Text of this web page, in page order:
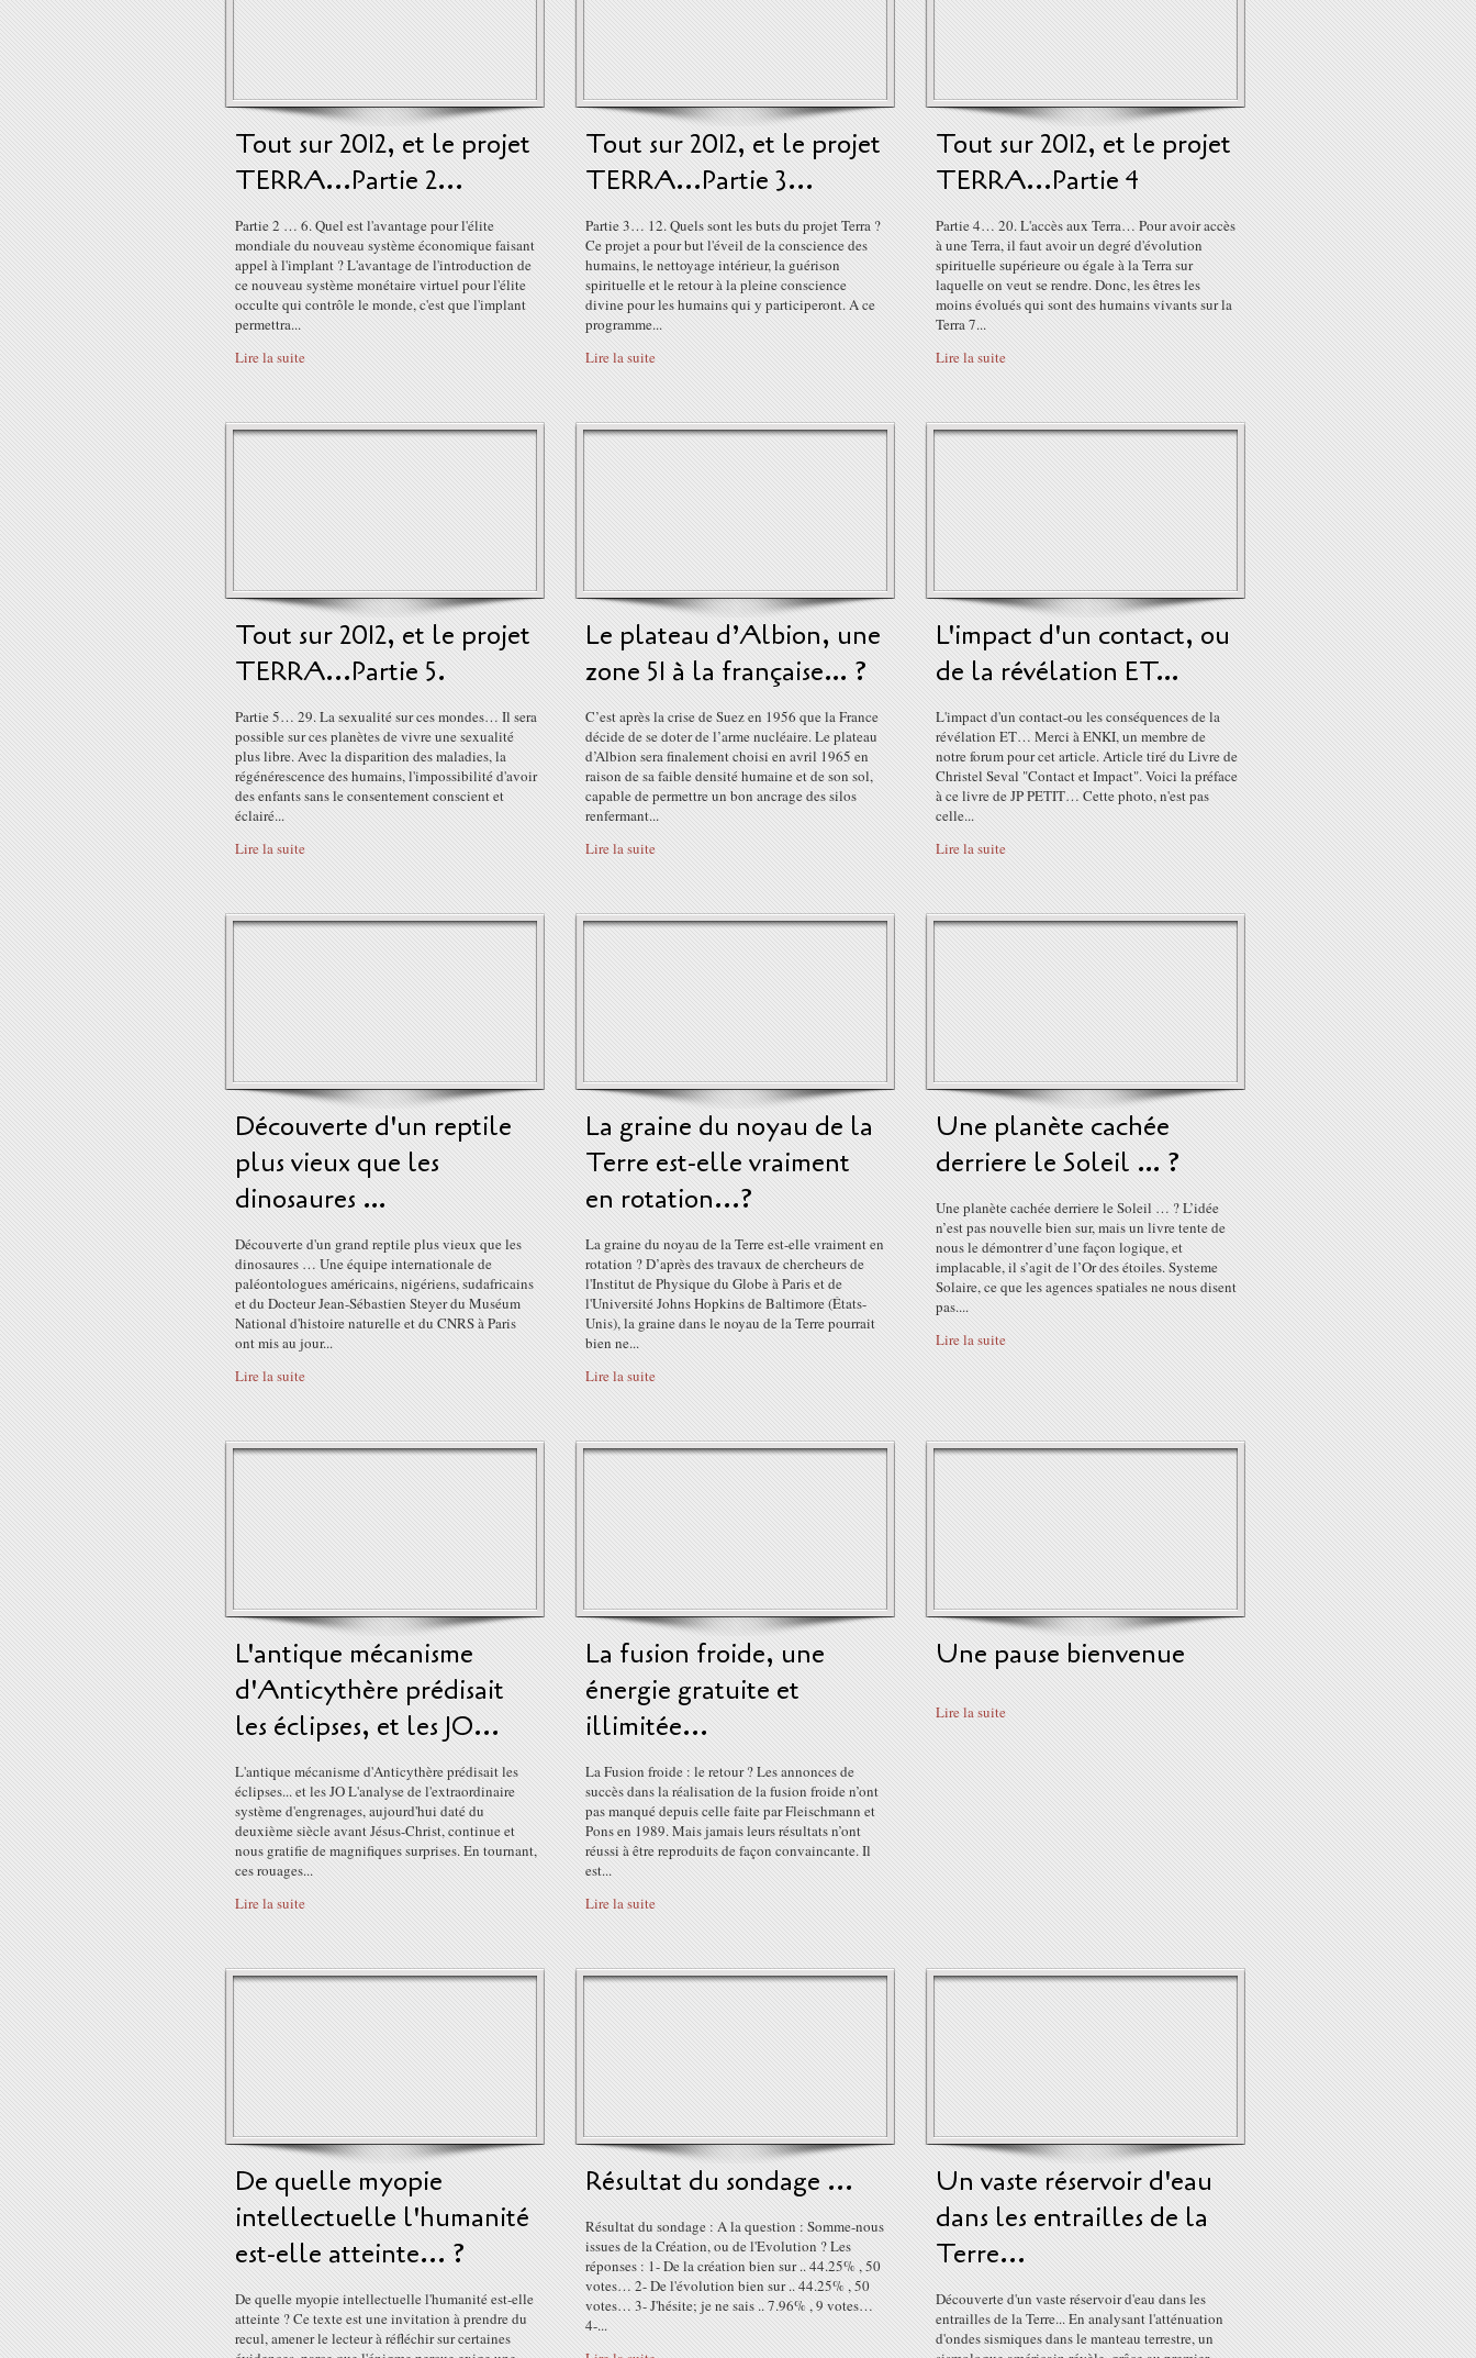
Tout sur 2012, et le projet
TERRA...Partie 2...
Partie 2 … 6. Quel est l'avantage pour l'élite
mondiale du nouveau système économique faisant
appel à l'implant ? L'avantage de l'introduction de
ce nouveau système monétaire virtuel pour l'élite
occulte qui contrôle le monde, c'est que l'implant
permettra...
Lire la suite
Tout sur 2012, et le projet
TERRA...Partie 3...
Partie 3… 12. Quels sont les buts du projet Terra ?
Ce projet a pour but l'éveil de la conscience des
humains, le nettoyage intérieur, la guérison
spirituelle et le retour à la pleine conscience
divine pour les humains qui y participeront. A ce
programme...
Lire la suite
Tout sur 2012, et le projet
TERRA...Partie 4
Partie 4… 20. L'accès aux Terra… Pour avoir accès
à une Terra, il faut avoir un degré d'évolution
spirituelle supérieure ou égale à la Terra sur
laquelle on veut se rendre. Donc, les êtres les
moins évolués qui sont des humains vivants sur la
Terra 7...
Lire la suite
Tout sur 2012, et le projet
TERRA...Partie 5.
Partie 5… 29. La sexualité sur ces mondes… Il sera
possible sur ces planètes de vivre une sexualité
plus libre. Avec la disparition des maladies, la
régénérescence des humains, l'impossibilité d'avoir
des enfants sans le consentement conscient et
éclairé...
Lire la suite
Le plateau d’Albion, une
zone 51 à la française… ?
C’est après la crise de Suez en 1956 que la France
décide de se doter de l’arme nucléaire. Le plateau
d’Albion sera finalement choisi en avril 1965 en
raison de sa faible densité humaine et de son sol,
capable de permettre un bon ancrage des silos
renfermant...
Lire la suite
L'impact d'un contact, ou
de la révélation ET…
L'impact d'un contact-ou les conséquences de la
révélation ET… Merci à ENKI, un membre de
notre forum pour cet article. Article tiré du Livre de
Christel Seval "Contact et Impact". Voici la préface
à ce livre de JP PETIT… Cette photo, n'est pas
celle...
Lire la suite
Découverte d'un reptile
plus vieux que les
dinosaures …
Découverte d'un grand reptile plus vieux que les
dinosaures … Une équipe internationale de
paléontologues américains, nigériens, sudafricains
et du Docteur Jean-Sébastien Steyer du Muséum
National d'histoire naturelle et du CNRS à Paris
ont mis au jour...
Lire la suite
La graine du noyau de la
Terre est-elle vraiment
en rotation...?
La graine du noyau de la Terre est-elle vraiment en
rotation ? D’après des travaux de chercheurs de
l'Institut de Physique du Globe à Paris et de
l'Université Johns Hopkins de Baltimore (États-
Unis), la graine dans le noyau de la Terre pourrait
bien ne...
Lire la suite
Une planète cachée
derriere le Soleil … ?
Une planète cachée derriere le Soleil … ? L’idée
n’est pas nouvelle bien sur, mais un livre tente de
nous le démontrer d’une façon logique, et
implacable, il s’agit de l’Or des étoiles. Systeme
Solaire, ce que les agences spatiales ne nous disent
pas....
Lire la suite
L'antique mécanisme
d'Anticythère prédisait
les éclipses, et les JO...
L'antique mécanisme d'Anticythère prédisait les
éclipses... et les JO L'analyse de l'extraordinaire
système d'engrenages, aujourd'hui daté du
deuxième siècle avant Jésus-Christ, continue et
nous gratifie de magnifiques surprises. En tournant,
ces rouages...
Lire la suite
La fusion froide, une
énergie gratuite et
illimitée...
La Fusion froide : le retour ? Les annonces de
succès dans la réalisation de la fusion froide n’ont
pas manqué depuis celle faite par Fleischmann et
Pons en 1989. Mais jamais leurs résultats n’ont
réussi à être reproduits de façon convaincante. Il
est...
Lire la suite
Une pause bienvenue
Lire la suite
De quelle myopie
intellectuelle l'humanité
est-elle atteinte... ?
De quelle myopie intellectuelle l'humanité est-elle
atteinte ? Ce texte est une invitation à prendre du
recul, amener le lecteur à réfléchir sur certaines
Résultat du sondage ...
Résultat du sondage : A la question : Somme-nous
issues de la Création, ou de l'Evolution ? Les
réponses : 1- De la création bien sur .. 44.25% , 50
votes… 2- De l'évolution bien sur .. 44.25% , 50
votes… 3- J'hésite; je ne sais .. 7.96% , 9 votes…
4-...
Un vaste réservoir d'eau
dans les entrailles de la
Terre...
Découverte d'un vaste réservoir d'eau dans les
entrailles de la Terre... En analysant l'atténuation
d'ondes sismiques dans le manteau terrestre, un